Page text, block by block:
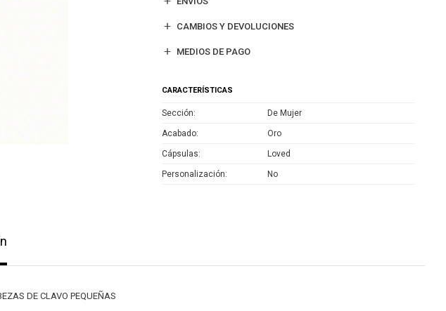
CAMBIOS Y DEVOLUCIONES
MEDIOS DE PAGO
CARACTERÍSTICAS
Sección De Mujer
Acabado Oro
Cápsulas Loved
Personalización No
DE CLAVO PEQUEÑAS